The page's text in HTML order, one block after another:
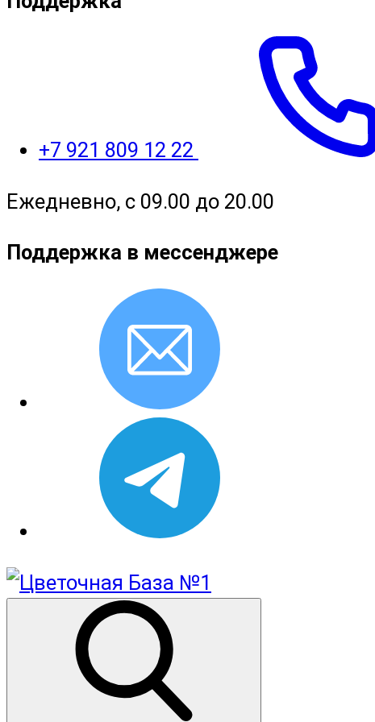
+7 921 809 12 22
Ежедневно, с 09.00 до 20.00
Поддержка в мессенджере